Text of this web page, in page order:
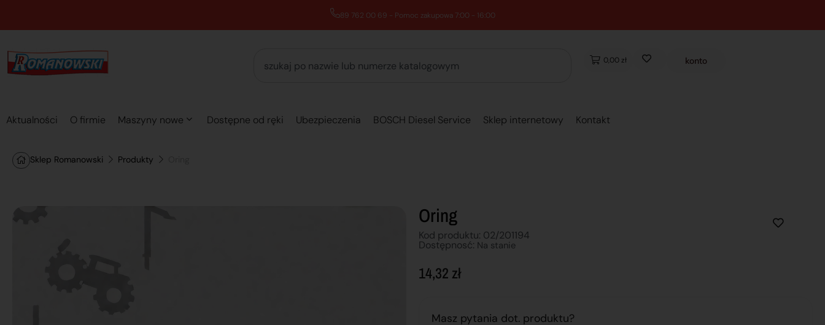
89 762 00 69 - Pomoc zakupowa 7:00 - 16:00
0,00 zł konto
Aktualności O firmie Maszyny nowe Dostępne od ręki Ubezpieczenia BOSCH Diesel Service Sklep internetowy Kontakt
Sklep Romanowski Produkty
Oring
Kod produktu: 02/201194
Dostępnosć: Na stanie
14,32 zł
Masz pytania dot. produktu?